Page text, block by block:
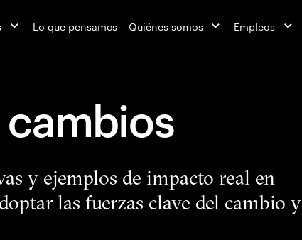
Lo que pensamos Quiénes somos Empleos
y ejemplos de impacto real en
las fuerzas clave del cambio y